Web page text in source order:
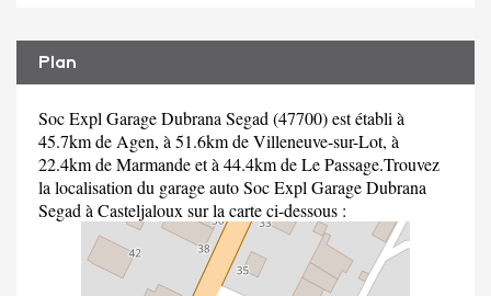
Plan
Soc Expl Garage Dubrana Segad (47700) est établi à
45.7km de Agen, à 51.6km de Villeneuve-sur-Lot, à
22.4km de Marmande et à 44.4km de Le Passage.Trouvez
la localisation du garage auto Soc Expl Garage Dubrana
Segad à Casteljaloux sur la carte ci-dessous :